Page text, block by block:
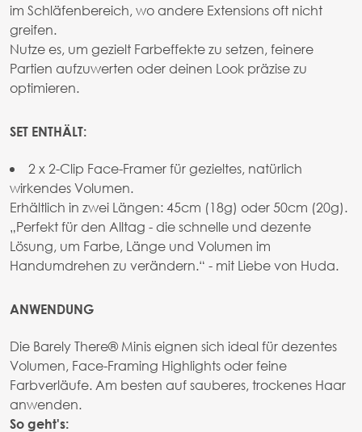
im Schläfenbereich, wo andere Extensions oft nicht
greifen.
Nutze es, um gezielt Farbeffekte zu setzen, feinere
Partien aufzuwerten oder deinen Look präzise zu
optimieren.
SET ENTHÄLT:
2 x 2-Clip Face-Framer für gezieltes, natürlich
wirkendes Volumen.
Erhältlich in zwei Längen: 45cm (18g) oder 50cm (20g).
„Perfekt für den Alltag - die schnelle und dezente
Lösung, um Farbe, Länge und Volumen im
Handumdrehen zu verändern.“ - mit Liebe von Huda.
ANWENDUNG
Die Barely There® Minis eignen sich ideal für dezentes
Volumen, Face-Framing Highlights oder feine
Farbverläufe. Am besten auf sauberes, trockenes Haar
anwenden.
So geht's: